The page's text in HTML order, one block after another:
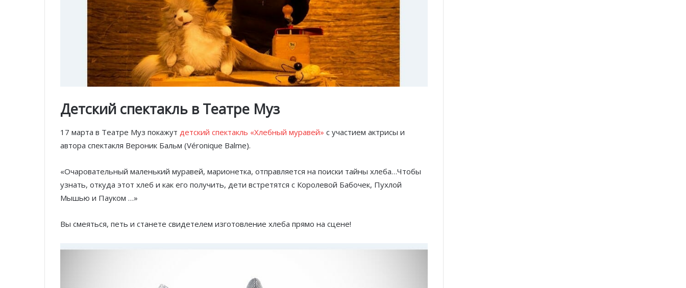
Детский спектакль в Театре Муз
17 марта в Театре Муз покажут детский спектакль «Хлебный муравей» с участием актрисы и
автора спектакля Вероник Бальм (Véronique Balme).
«Очаровательный маленький муравей, марионетка, отправляется на поиски тайны хлеба…Чтобы
узнать, откуда этот хлеб и как его получить, дети встретятся с Королевой Бабочек, Пухлой
Мышью и Пауком …»
Вы смеяться, петь и станете свидетелем изготовление хлеба прямо на сцене!